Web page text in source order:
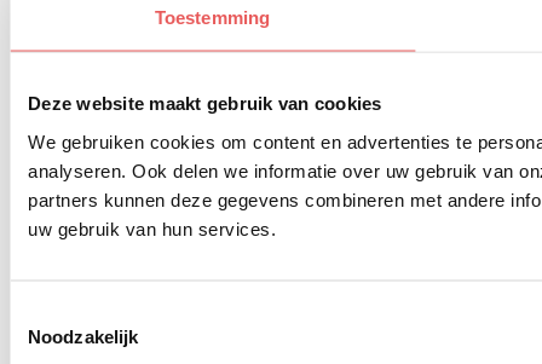
Toestemming
Deze website maakt gebruik van cookies
We gebruiken cookies om content en advertenties te
analyseren. Ook delen we informatie over uw gebruik van
partners kunnen deze gegevens combineren met andere
uw gebruik van hun services.
Noodzakelijk